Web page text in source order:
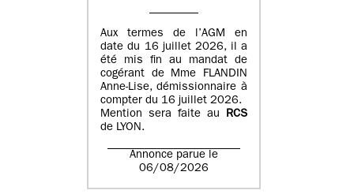
Aux termes de l’AGM en
date du 16 juillet 2026, il a
été mis fin au mandat de
cogérant de Mme FLANDIN
Anne-Lise, démissionnaire à
compter du 16 juillet 2026.
Mention sera faite au RCS
de LYON.
Annonce parue le
06/08/2026